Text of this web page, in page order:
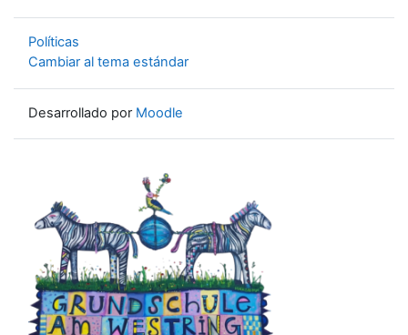
Políticas
Cambiar al tema estándar
Desarrollado por Moodle